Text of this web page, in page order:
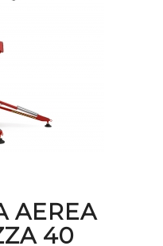
AEREA
40